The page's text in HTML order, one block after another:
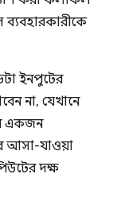
ইনপুটের
না, যেখানে
একজন
আসা-যাওয়া
দক্ষ